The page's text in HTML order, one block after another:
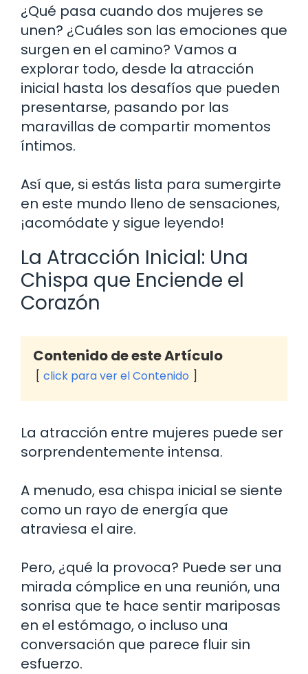
¿Qué pasa cuando dos mujeres se
unen? ¿Cuáles son las emociones que
surgen en el camino? Vamos a
explorar todo, desde la atracción
inicial hasta los desafíos que pueden
presentarse, pasando por las
maravillas de compartir momentos
íntimos.
Así que, si estás lista para sumergirte
en este mundo lleno de sensaciones,
¡acomódate y sigue leyendo!
La Atracción Inicial: Una
Chispa que Enciende el
Corazón
Contenido de este Artículo
click para ver el Contenido
La atracción entre mujeres puede ser
sorprendentemente intensa.
A menudo, esa chispa inicial se siente
como un rayo de energía que
atraviesa el aire.
Pero, ¿qué la provoca? Puede ser una
mirada cómplice en una reunión, una
sonrisa que te hace sentir mariposas
en el estómago, o incluso una
conversación que parece fluir sin
esfuerzo.